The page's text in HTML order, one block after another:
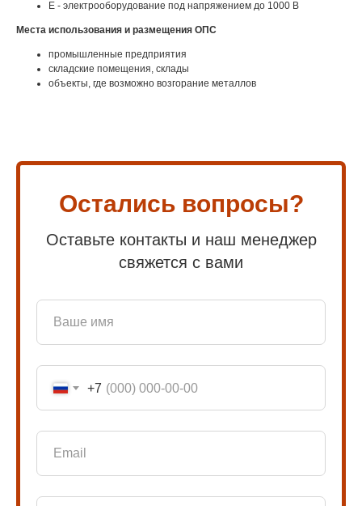
Е - электрооборудование под напряжением до 1000 В
Места использования и размещения ОПС
промышленные предприятия
складские помещения, склады
объекты, где возможно возгорание металлов
Остались вопросы?
Оставьте контакты и наш менеджер
свяжется с вами
+7